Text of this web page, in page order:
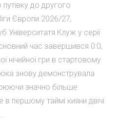
до другого
Європи 2026/27,
Університатя Клуж у серії
час завершився 0:0,
нічийної гри в стартовому
знову демонструвала
значно більше
першому таймі кияни двічі